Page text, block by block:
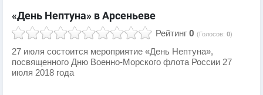
«День Нептуна» в Арсеньеве
Рейтинг 0 (Голосов: 0)
27 июля состоится мероприятие «День Нептуна»,
посвященного Дню Военно-Морского флота России 27
июля 2018 года